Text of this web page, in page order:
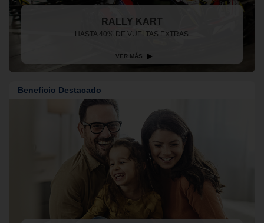
RALLY KART
HASTA 40% DE VUELTAS EXTRAS
VER MÁS
Beneficio Destacado